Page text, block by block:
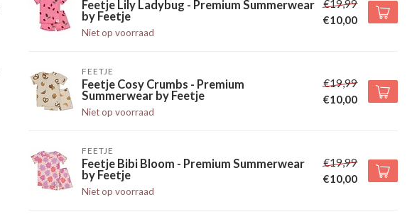
Feetje Lily Ladybug - Premium Summerwear
by Feetje
Niet op voorraad
€19,99
€10,00
FEETJE
Feetje Cosy Crumbs - Premium
Summerwear by Feetje
Niet op voorraad
€19,99
€10,00
FEETJE
Feetje Bibi Bloom - Premium Summerwear
by Feetje
Niet op voorraad
€19,99
€10,00